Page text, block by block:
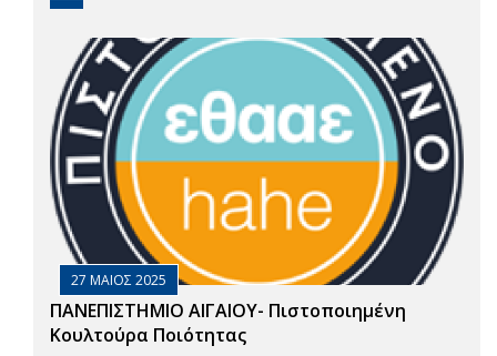
27 ΜΑΙΟΣ 2025
ΠΑΝΕΠΙΣΤΗΜΙΟ ΑΙΓΑΙΟΥ- Πιστοποιημένη
Κουλτούρα Ποιότητας